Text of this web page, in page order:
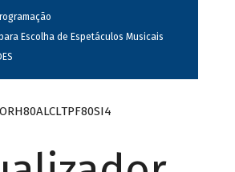
Escolha de Espetáculos Musicais